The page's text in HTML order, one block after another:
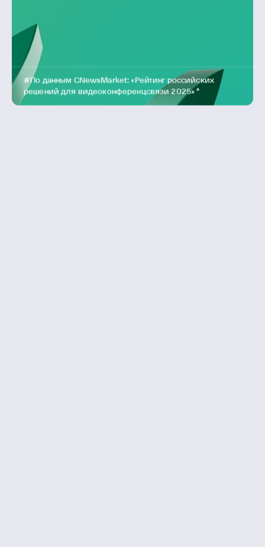
Technologies поставляется через официальных
дистрибьюторов, которые осуществляют продажу
и техническую поддержку партнеров
#По данным CNewsMarket: «Рейтинг российских
решений для видеоконференцсвязи 2025» *